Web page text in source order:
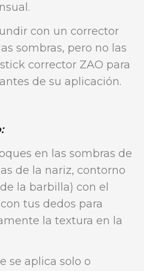
con un corrector
sombras, pero no las
corrector ZAO para
de su aplicación.
en las sombras de
de la nariz, contorno
la barbilla) con el
tus dedos para
la textura en la
se aplica solo o